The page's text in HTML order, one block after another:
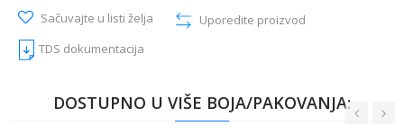
Sačuvajte u listi želja
Uporedite proizvod
TDS dokumentacija
DOSTUPNO U VIŠE BOJA/PAKOVANJA: